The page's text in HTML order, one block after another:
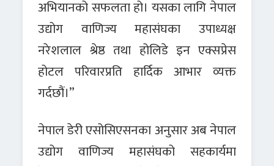
अभियानको सफलता हो। यसका लागि नेपाल
उद्योग वाणिज्य महासंघका उपाध्यक्ष
नरेशलाल श्रेष्ठ तथा होलिडे इन एक्सप्रेस
होटल परिवारप्रति हार्दिक आभार व्यक्त
गर्दछौं।”
नेपाल डेरी एसोसिएसनका अनुसार अब नेपाल
उद्योग वाणिज्य महासंघको सहकार्यमा